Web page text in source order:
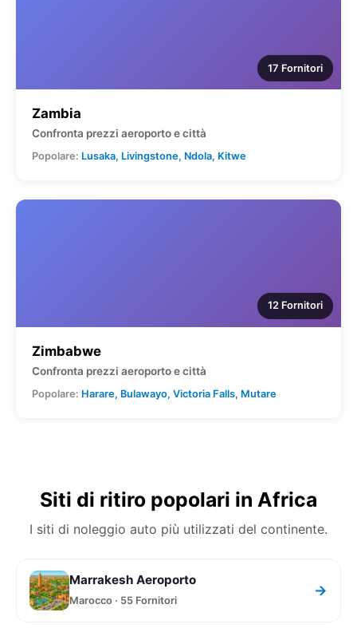
17 Fornitori
Zambia
Confronta prezzi aeroporto e città
Popolare: Lusaka, Livingstone, Ndola, Kitwe
12 Fornitori
Zimbabwe
Confronta prezzi aeroporto e città
Popolare: Harare, Bulawayo, Victoria Falls, Mutare
Siti di ritiro popolari in Africa
I siti di noleggio auto più utilizzati del continente.
Marrakesh Aeroporto
Marocco · 55 Fornitori
→